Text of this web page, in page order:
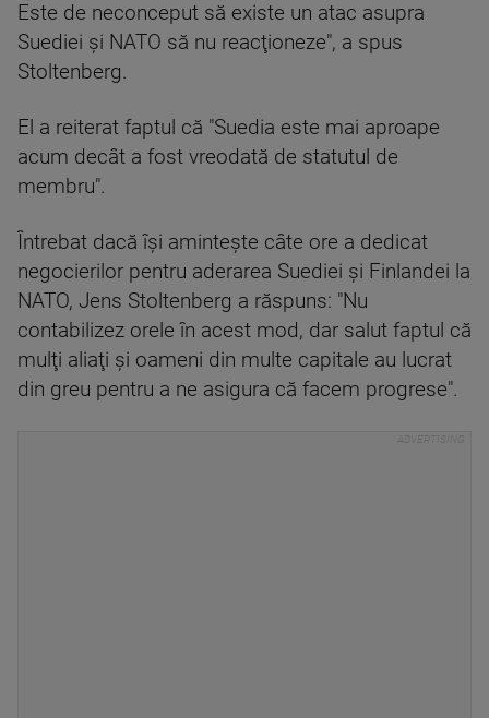
Este de neconceput să existe un atac asupra
Suediei şi NATO să nu reacţioneze", a spus
Stoltenberg.
El a reiterat faptul că "Suedia este mai aproape
acum decât a fost vreodată de statutul de
membru".
Întrebat dacă îşi aminteşte câte ore a dedicat
negocierilor pentru aderarea Suediei şi Finlandei la
NATO, Jens Stoltenberg a răspuns: "Nu
contabilizez orele în acest mod, dar salut faptul că
mulţi aliaţi şi oameni din multe capitale au lucrat
din greu pentru a ne asigura că facem progrese".